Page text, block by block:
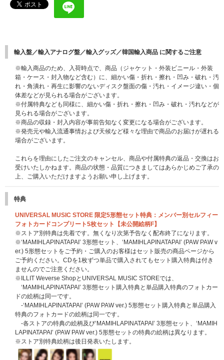
輸入盤／輸入アナログ盤／輸入グッズ／韓国輸入商品 に関するご注意
※輸入商品のため、入荷時点で、商品（ジャケット・外装ビニール・外装
箱・ケース・封入物など含む）に、細かい傷・折れ・擦れ・凹み・破れ・汚
れ・角潰れ・再生に影響のないディスク盤面の傷・汚れ・イメージ違い・個
体差などが見られる場合がございます。
※付属特典なども同様に、細かい傷・折れ・擦れ・凹み・破れ・汚れなどが
見られる場合がございます。
※商品の収録・封入内容が事前告知なく変更になる場合がございます。
※発売元や輸入流通事情および天候など様々な理由で商品のお届けが遅れる
場合がございます。
これらを理由にしたご注文のキャンセル、商品や付属特典の返品・交換はお
受けいたしかねます。商品の状態・品質につきましてはあらかじめご了承の
上、ご購入いただけますようお願い申し上げます。
特典
UNIVERSAL MUSIC STORE 限定5形態セット特典：メンバー別セルフィー
フォトカードコンプリート5枚セット【未公開絵柄F】
※ストア別特典は先着です。無くなり次第予告なく配布終了になります。
※‘MAMIHLAPINATAPAI’ 3形態セット、‘MAMIHLAPINATAPAI’ (PAW PAW v
er.) 5形態セットをご予約・ご購入のお客様はセット販売の商品ページから
ご予約ください。CDを1枚ずつ単品で購入されてもセット購入特典は付き
ませんのでご注意ください。
※ILLIT Weverse ShopとUNIVERSAL MUSIC STOREでは、
‘MAMIHLAPINATAPAI’ 3形態セット購入特典と単品購入特典のフォトカー
ドの絵柄は同一です。
-‘MAMIHLAPINATAPAI’ (PAW PAW ver.) 5形態セット購入特典と単品購入
特典のフォトカードの絵柄は同一です。
-各ストアの特典の絵柄及び‘MAMIHLAPINATAPAI’ 3形態セット、‘MAMIH
LAPINATAPAI’ (PAW PAW ver.) 5形態セットの特典の絵柄は異なります。
※ストア別特典絵柄は後日発表いたします。